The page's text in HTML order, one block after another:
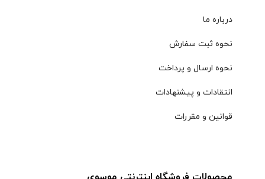
درباره ما
نحوه ثبت سفارش
نحوه ارسال و پرداخت
انتقادات و پیشنهادات
قوانین و مقررات